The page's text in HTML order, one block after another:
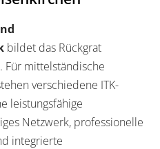
bildet das Rückgrat
mittelständische
verschiedene ITK-
leistungsfähige
Netzwerk, professionelle
integrierte